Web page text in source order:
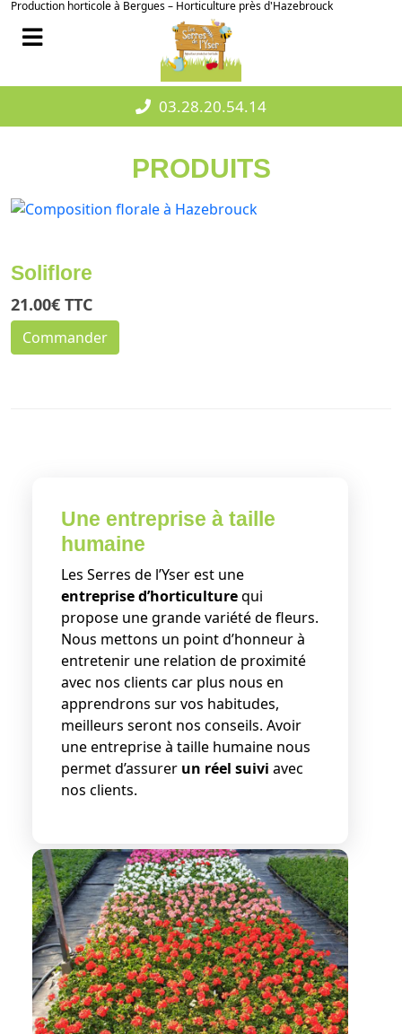
Production horticole à Bergues – Horticulture près d'Hazebrouck
03.28.20.54.14
PRODUITS
Soliflore
21.00€ TTC
Commander
Une entreprise à taille
humaine
Les Serres de l’Yser est une
entreprise d’horticulturequi
propose une grande variété de fleurs.
Nous mettons un point d’honneur à
entretenir une relation de proximité
avec nos clients car plus nous en
apprendrons sur vos habitudes,
meilleurs seront nos conseils. Avoir
une entreprise à taille humaine nous
permet d’assurer un réel suivi avec
nos clients.